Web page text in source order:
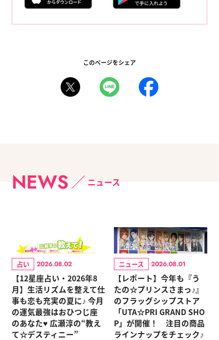
このページをシェア
NEWS ニュース
占い 2026.08.02
【12星座占い・2026年8
月】生活リズムを整えて仕
事も恋も充実の夏に♪ 今月
の運気最強はおひつじ座
のあなた♥ 広瀬淳の“教え
て☆デスティニー”
ニュース 2026.08.01
【レポート】今年も『う
たの☆プリンスさまっ♪』
のフラッグシップストア
「UTA☆PRI GRAND SHO
P」が開催！ 注目の商品
ラインナップをチェック♪